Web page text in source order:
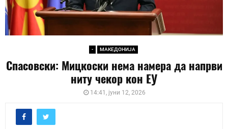
- МАКЕДОНИЈА
Спасовски: Мицкоски нема намера да напрви
ниту чекор кон ЕУ
14:41, јуни 12, 2026